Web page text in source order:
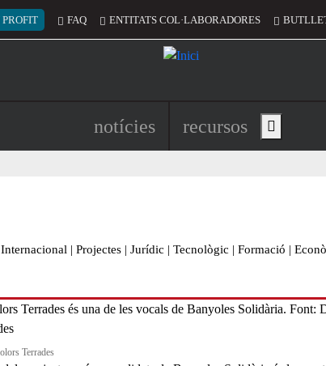
del compte d'usuari
PROFIT FAQ ENTITATS COL·LABORADORES
Navegació principal de
notícies recursos Show main
Internacional | Projectes | Jurídic | Tecnològic | Formació |
Terrades